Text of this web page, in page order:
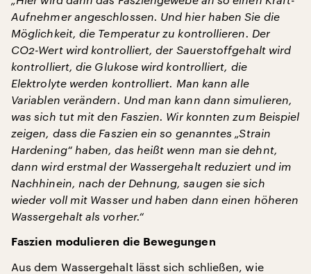
Aufnehmer angeschlossen. Und hier haben Sie die
Möglichkeit, die Temperatur zu kontrollieren. Der
CO2-Wert wird kontrolliert, der Sauerstoffgehalt wird
kontrolliert, die Glukose wird kontrolliert, die
Elektrolyte werden kontrolliert. Man kann alle
Variablen verändern. Und man kann dann simulieren,
was sich tut mit den Faszien. Wir konnten zum Beispiel
zeigen, dass die Faszien ein so genanntes „Strain
Hardening“ haben, das heißt wenn man sie dehnt,
dann wird erstmal der Wassergehalt reduziert und im
Nachhinein, nach der Dehnung, saugen sie sich
wieder voll mit Wasser und haben dann einen höheren
Wassergehalt als vorher.“
Faszien modulieren die Bewegungen
Aus dem Wassergehalt lässt sich schließen, wie